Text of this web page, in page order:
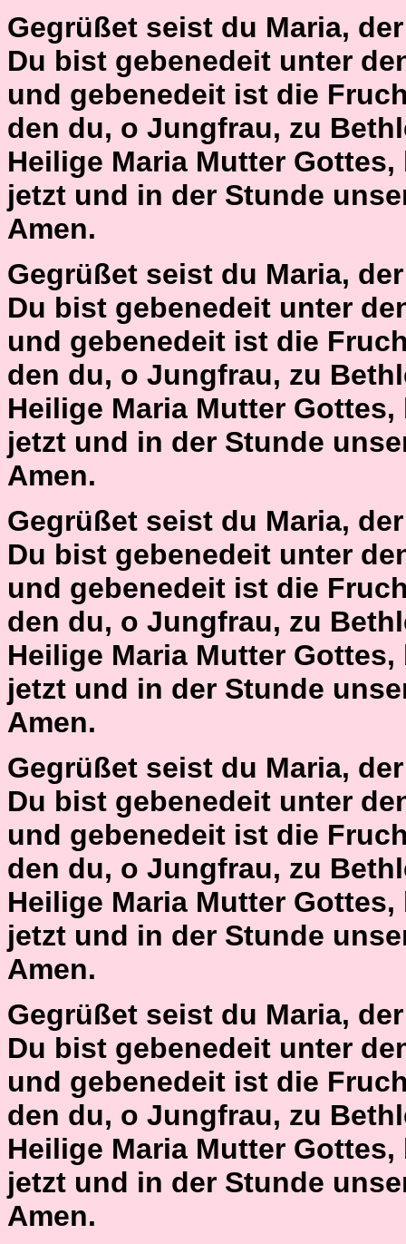
Gegrüßet seist du Maria,
Du bist gebenedeit unter
und gebenedeit ist die
den du, o Jungfrau, zu
Heilige Maria Mutter
jetzt und in der Stunde
Amen.
Gegrüßet seist du Maria,
Du bist gebenedeit unter
und gebenedeit ist die
den du, o Jungfrau, zu
Heilige Maria Mutter
jetzt und in der Stunde
Amen.
Gegrüßet seist du Maria,
Du bist gebenedeit unter
und gebenedeit ist die
den du, o Jungfrau, zu
Heilige Maria Mutter
jetzt und in der Stunde
Amen.
Gegrüßet seist du Maria,
Du bist gebenedeit unter
und gebenedeit ist die
den du, o Jungfrau, zu
Heilige Maria Mutter
jetzt und in der Stunde
Amen.
Gegrüßet seist du Maria,
Du bist gebenedeit unter
und gebenedeit ist die
den du, o Jungfrau, zu
Heilige Maria Mutter
jetzt und in der Stunde
Amen.